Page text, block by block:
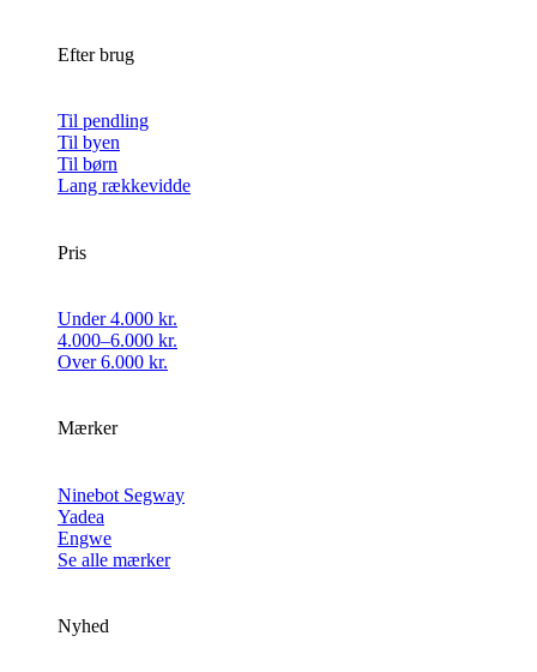
Efter brug
Til pendling
Til byen
Til børn
Lang rækkevidde
Pris
Under 4.000 kr.
4.000–6.000 kr.
Over 6.000 kr.
Mærker
Ninebot Segway
Yadea
Engwe
Se alle mærker
Nyhed